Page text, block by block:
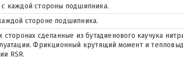
каждой стороны подшипника.
стороне подшипника.
сторонах сделанные из бутадиенового каучука
Фрикционный крутящий момент и
RSR.